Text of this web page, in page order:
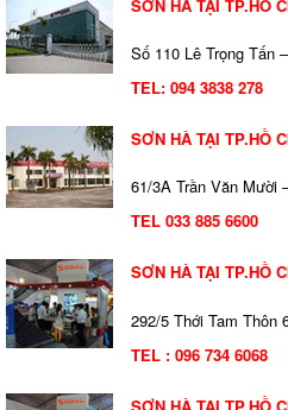
SƠN HÀ TẠI TP.HỒ
Số 110 Lê Trọng Tấn
TEL: 094 3838 278
SƠN HÀ TẠI TP.HỒ
61/3A Trần Văn Mười
TEL 033 885 6600
SƠN HÀ TẠI TP.HỒ
292/5 Thới Tam Thôn
TEL : 096 734 6068